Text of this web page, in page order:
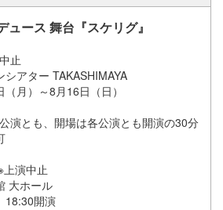
ュース 舞台『スケリグ』
止
アター TAKASHIMAYA
月）～8月16日（日）
演とも、開場は各公演とも開演の30分
演中止
大ホール
18:30開演